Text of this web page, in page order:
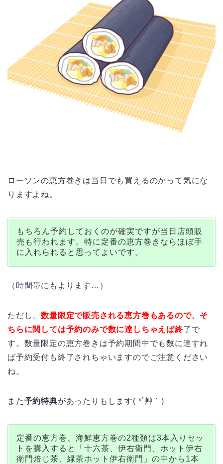
ローソンの恵方巻きは当日でも買えるのかって気にな
りますよね。
もちろん予約しておくのが確実ですが当日店頭販
売も行われます。特に定番の恵方巻きならほぼ手
に入れられると思ってよいです。
（時間帯にもよります…）
ただし、数量限定で販売される恵方巻もあるので、そ
ちらに関しては予約のみで数に達しちゃえば終了で
す。数量限定の恵方巻きは予約期間中でも数に達すれ
ば予約受付も終了されちゃいますのでご注意ください
ね。
また予約特典があったりもします( *´艸｀)
定番の恵方巻、海鮮恵方巻の2種類は3本入りセッ
トを購入すると「十六茶、伊右衛門、ホット伊右
衛門焙じ茶、緑茶ホット伊右衛門」の中から1本